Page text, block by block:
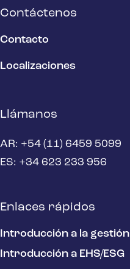
Contáctenos
Contacto
Localizaciones
Llámanos
AR: +54 (11) 6459 5099
ES: +34 623 233 956
Enlaces rápidos
Introducción a la
Introducción a EHS/ESG